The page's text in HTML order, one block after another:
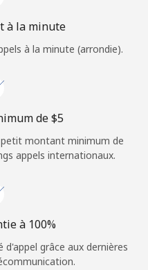
à la minute
à la minute (arrondie).
de ⁦$5⁩
petit montant minimum de
appels internationaux.
à 100%
grâce aux dernières